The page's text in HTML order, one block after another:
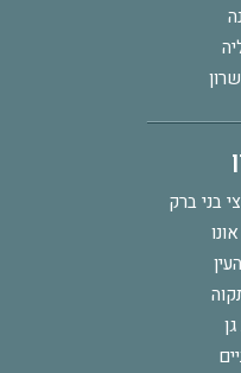
בני ברק